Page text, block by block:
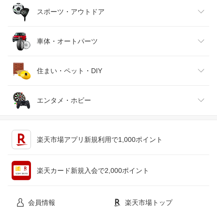
バッグ・小物・ブランド雑貨
靴
腕時計
ジュエリー・アクセサリー
ワイン
日本酒・焼酎
おもちゃ
家電
TV・オーディオ・カメラ
スマートフォン・タブレット
パソコン・周辺機器
スポーツ・アウトドア
スポーツ・アウトドア
ゴルフ
車体・オートパーツ
車用品・バイク用品
車・バイク
住まい・ペット・DIY
インテリア・寝具・収納
エンタメ・ホビー
楽天市場アプリ新規利用で1,000ポイント
楽天カード新規入会で2,000ポイント
会員情報 楽天市場トップ